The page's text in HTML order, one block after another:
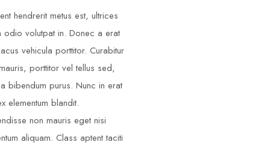
hendrerit metus est, ultrices
odio volutpat in. Donec a erat
vehicula porttitor. Curabitur
porttitor vel tellus sed,
bibendum purus. Nunc in erat
elementum blandit.
non mauris eget nisi
aliquam. Class aptent taciti